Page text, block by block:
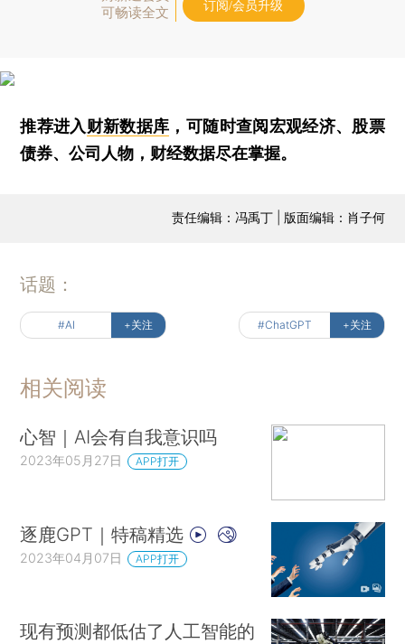
可畅读全文
订阅/会员升级
推荐进入财新数据库 ，可随时查阅宏观经济、股票
债券、公司人物，财经数据尽在掌握。
责任编辑：冯禹丁 | 版面编辑：肖子何
话题：
#AI +关注 #ChatGPT +关注
相关阅读
心智｜AI会有自我意识吗
2023年05月27日 APP打开
逐鹿GPT｜特稿精选
2023年04月07日 APP打开
现有预测都低估了人工智能的